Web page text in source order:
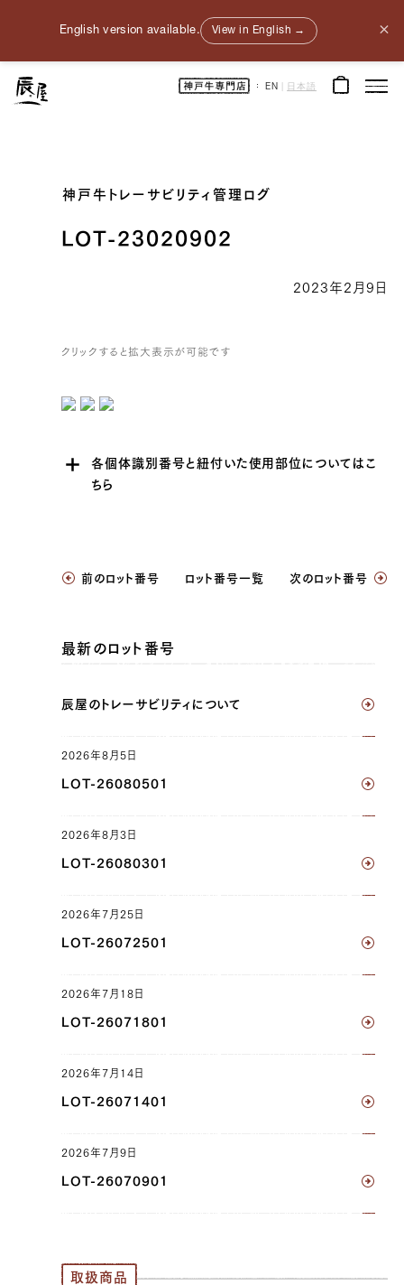
English version available. View in English → ×
神
戸
牛
EN 日本語
神戸牛トレーサビリティ管理ログ
LOT-23020902
2023年2月9日
クリックすると拡大表示が可能です
各個体識別番号と紐付いた使用部位についてはこ
ちら
（左）, トンビ（右）, リブロース（左）, リブロース
リブロース（左）, サーロイン（左）, ヘレ（左）
リブロース（右）, サーロイン（右）, ヘレ（右）
JP1409844011
（右）, トンビ（左）, トンビ（右）
ウデ（左）, ウデ（右）, トンビ（左）, トンビ（右）
ブリスケ（左）, ブリスケ（右）, ウデ（左）, ウデ
ブリスケ（左）, ブリスケ（右）
JP1409283841
前のロット番号 ロット番号一覧 次のロット番号
最新のロット番号
辰屋のトレーサビリティについて
2026年8月5日
LOT-26080501
2026年8月3日
LOT-26080301
2026年7月25日
LOT-26072501
2026年7月18日
LOT-26071801
2026年7月14日
LOT-26071401
2026年7月9日
LOT-26070901
取扱商品